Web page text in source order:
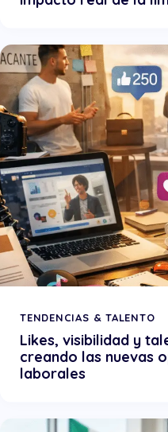
TENDENCIAS & TALENTO
Likes, visibilidad y
creando las nuevas
laborales